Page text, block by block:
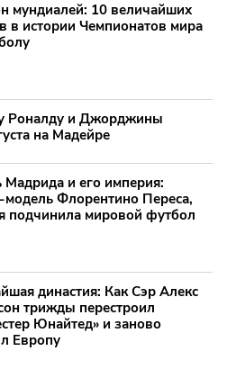
мундиалей: 10 величайших
в истории Чемпионатов мира
Роналду и Джорджины
на Мадейре
Мадрида и его империя:
модель Флорентино Переса,
подчинила мировой футбол
династия: Как Сэр Алекс
трижды перестроил
Юнайтед» и заново
Европу